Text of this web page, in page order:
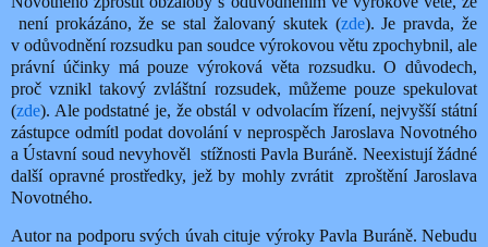
není prokázáno, že se stal žalovaný skutek (zde). Je pravda, že
v odůvodnění rozsudku pan soudce výrokovou větu zpochybnil, ale
právní účinky má pouze výroková věta rozsudku. O důvodech,
proč vznikl takový zvláštní rozsudek, můžeme pouze spekulovat
(zde). Ale podstatné je, že obstál v odvolacím řízení, nejvyšší státní
zástupce odmítl podat dovolání v neprospěch Jaroslava Novotného
a Ústavní soud nevyhověl stížnosti Pavla Buráně. Neexistují žádné
další opravné prostředky, jež by mohly zvrátit
zproštění Jaroslava
Novotného.
Autor na podporu svých úvah cituje výroky Pavla Buráně. Nebudu